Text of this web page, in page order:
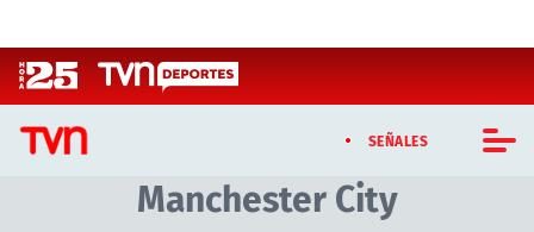
SEÑALES
CASTING MASTERCHEF CHILE
Manchester City